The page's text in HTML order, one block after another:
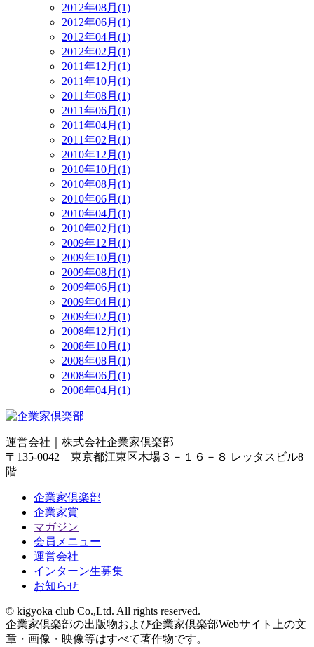
2012年08月(1)
2012年06月(1)
2012年04月(1)
2012年02月(1)
2011年12月(1)
2011年10月(1)
2011年08月(1)
2011年06月(1)
2011年04月(1)
2011年02月(1)
2010年12月(1)
2010年10月(1)
2010年08月(1)
2010年06月(1)
2010年04月(1)
2010年02月(1)
2009年12月(1)
2009年10月(1)
2009年08月(1)
2009年06月(1)
2009年04月(1)
2009年02月(1)
2008年12月(1)
2008年10月(1)
2008年08月(1)
2008年06月(1)
2008年04月(1)
運営会社｜ 株式会社企業家倶楽部
〒135-0042 東京都江東区木場３－１６－８ レッタスビル8
階
企業家倶楽部
企業家賞
マガジン
会員メニュー
運営会社
インターン生募集
お知らせ
© kigyoka club Co.,Ltd. All rights reserved.
企業家倶楽部の出版物および企業家倶楽部Webサイト上の文
章・画像・映像等はすべて著作物です。